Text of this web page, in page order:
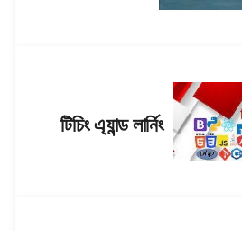
টিচিং এ্যান্ড লার্নিং